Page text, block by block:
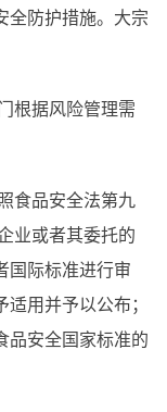
全防护措施。大宗
根据风险管理需
食品安全法第九
业或者其委托的
国际标准进行审
用并予以公布；
品安全国家标准的